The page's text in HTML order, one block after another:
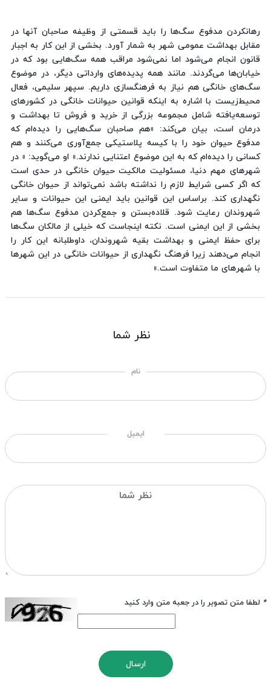
رهانکردن مدفوع سگ‌ها را باید قسمتی از وظیفه صاحبان آنها در
مقابل بهداشت عمومی شهر به شمار آورد. بخشی از این کار به اجبار
قانون انجام می‌شود اما نمی‌شود مراقب همه سگ‌هایی بود که در
خیابان‌ها می‌گردند. مانند همه پدیده‌های وارداتی دیگر، در موضوع
سگ‌های خانگی هم نیاز به فرهنگسازی داریم. سپهر سلیمی، فعال
محیط‌زیست با اشاره به اینکه قوانین حیوانات خانگی در کشورهای
توسعه‌یافته شامل مجموعه بزرگی از خرید و فروش تا بهداشت و
درمان است، بیان می‌کند: «‌هم صاحبان سگ‌هایی را دیده‌ام که
مدفوع حیوان خود را با کیسه پلاستیکی جمع‌آوری می‌کنند و هم
کسانی را دیده‌ام که به این موضوع اعتنایی ندارند.» او می‌گوید: « در
شهرهای مهم دنیا، مسئولیت مالکیت حیوان خانگی در حدی است
که اگر کسی شرایط لازم را نداشته باشد نمی‌تواند از حیوان خانگی
نگهداری کند. براساس این قوانین باید ایمنی این حیوانات و سایر
شهروندان رعایت شود. قلاده‌بستن و جمع‌کردن مدفوع سگ‌ها هم
بخشی از این ایمنی است. نکته اینجاست که خیلی از مالکان سگ‌ها
برای حفظ ایمنی و بهداشت بقیه شهروندان، داوطلبانه این کار را
انجام می‌دهند زیرا فرهنگ نگهداری از حیوانات خانگی در این شهرها
با شهرهای ما متفاوت است.»
نظر شما
نام
ایمیل
* لطفا متن تصویر را در جعبه متن وارد کنید
ارسال